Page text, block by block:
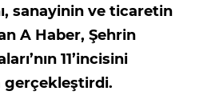
sanayinin ve ticaretin
A Haber, Şehrin
11’incisini
gerçekleştirdi.